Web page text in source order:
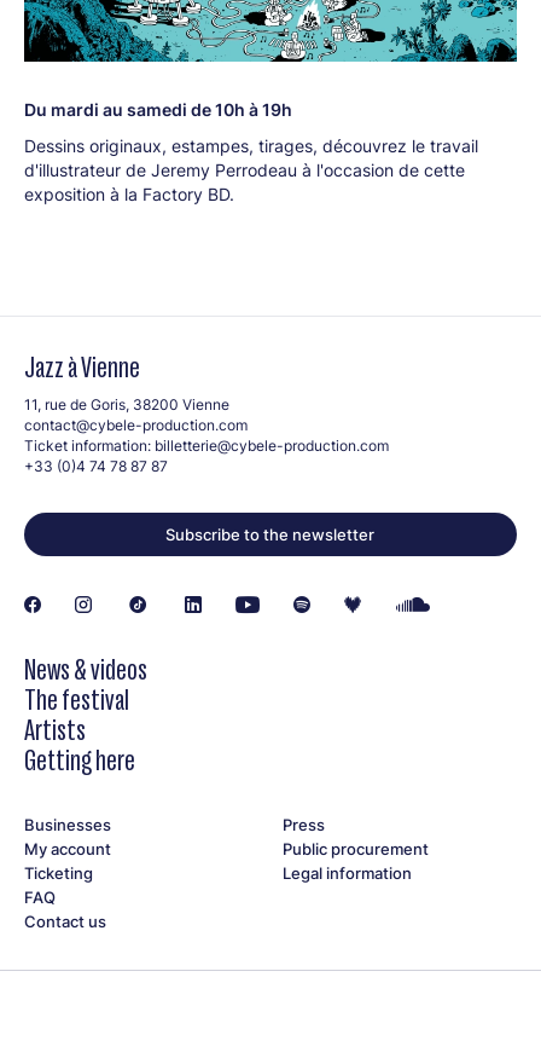
Du mardi au samedi de 10h à 19h
Dessins originaux, estampes, tirages, découvrez le travail
d'illustrateur de Jeremy Perrodeau à l'occasion de cette
exposition à la Factory BD.
Jazz à Vienne
11, rue de Goris, 38200 Vienne
contact@cybele-production.com
Ticket information: billetterie@cybele-production.com
+33 (0)4 74 78 87 87
Subscribe to the newsletter
News & videos
The festival
Artists
Getting here
Businesses
My account
Ticketing
FAQ
Contact us
Press
Public procurement
Legal information